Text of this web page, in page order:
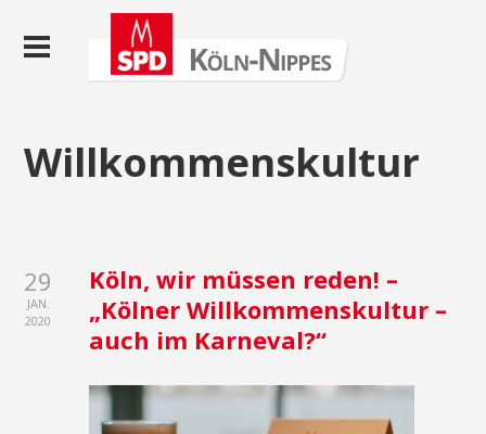
Willkommenskultur
29
JAN.
2020
Köln, wir müssen reden! –
„Kölner Willkommenskultur –
auch im Karneval?“